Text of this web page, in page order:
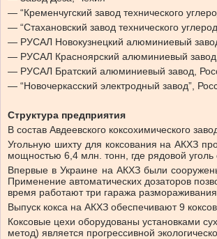
— “Кременчугский завод технического
— “Стахановский завод технического
— РУСАЛ Новокузнецкий алюминиевый
— РУСАЛ Красноярский алюминиевый
— РУСАЛ Братский алюминиевый завод,
— “Новочеркасский электродный завод”,
Структура предприятия
В состав Авдеевского коксохимического
Угольную шихту для коксования на АКХЗ
мощностью 6,4 млн. тонн, где рядовой
Впервые в Украине на АКХЗ были
Применение автоматических дозаторов
время работают три гаража размораживания.
Выпуск кокса на АКХЗ обеспечивают 9
Коксовые цехи оборудованы установками
метод) является прогрессивной